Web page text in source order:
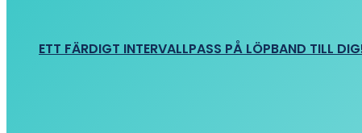
ETT FÄRDIGT INTERVALLPASS PÅ LÖPBAND TILL